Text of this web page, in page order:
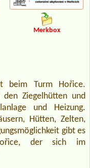
Merkbox
beim Turm Hořice.
Ziegelhütten und
und Heizung.
Hütten, Zelten,
gibt es
der sich im